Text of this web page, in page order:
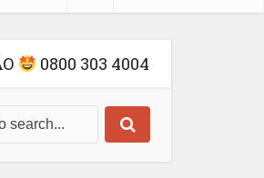
0800 303 4004